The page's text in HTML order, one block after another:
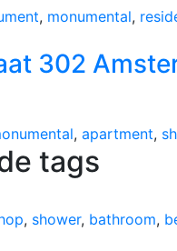
, monumental,
302
, apartment,
tags
, shower, bathroom,